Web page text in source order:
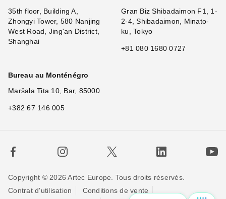
35th floor, Building A,
Zhongyi Tower, 580 Nanjing
West Road, Jing'an District,
Shanghai
Gran Biz Shibadaimon F1, 1-
2-4, Shibadaimon, Minato-
ku, Tokyo
+81 080 1680 0727
Bureau au Monténégro
Maršala Tita 10, Bar, 85000
+382 67 146 005
Copyright © 2026 Artec Europe. Tous droits réservés.
Contrat d'utilisation
Conditions de vente